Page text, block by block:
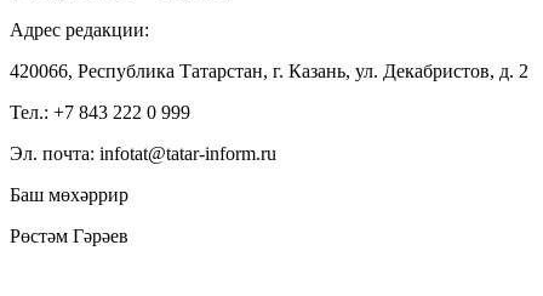
Адрес редакции:
420066, Республика Татарстан, г. Казань, ул. Декабристов, д. 2
Тел.: +7 843 222 0 999
Эл. почта: infotat@tatar-inform.ru
Баш мөхәррир
Рөстәм Гәрәев